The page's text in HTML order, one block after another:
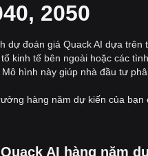
2050
dự đoán giá Quack AI dựa
kinh tế bên ngoài hoặc các
Mô hình này giúp nhà đầu tư
hàng năm dự kiến của
AI hàng năm